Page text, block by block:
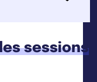
sessions